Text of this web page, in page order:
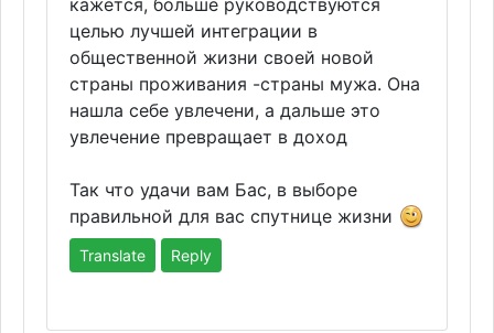
кажется, больше руководствуются
целью лучшей интеграции в
общественной жизни своей новой
страны проживания -страны мужа. Она
нашла себе увлечени, а дальше это
увлечение превращает в доход
Так что удачи вам Бас, в выборе
правильной для вас спутнице жизни
Translate Reply